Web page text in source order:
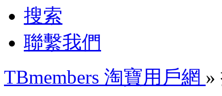
搜索
聯繫我們
TBmembers 淘寶用戶網 »